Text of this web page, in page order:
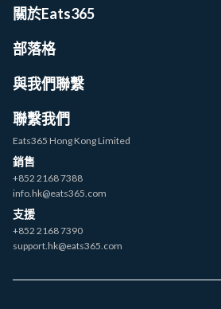
關於Eats365
部落格
與我們聯繫
聯繫我們
Eats365 Hong Kong Limited
銷售
+852 2168 7388
info.hk@eats365.com
支援
+852 2168 7390
support.hk@eats365.com